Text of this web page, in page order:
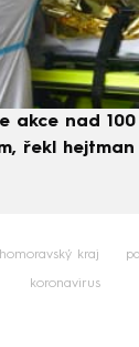
akce nad 100
řekl hejtman
kraj
koronavirus